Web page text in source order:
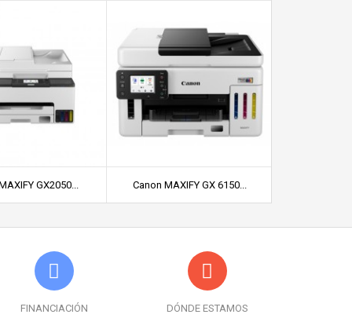
GX2050... Canon MAXIFY GX 6150...
FINANCIACIÓN DÓNDE ESTAMOS